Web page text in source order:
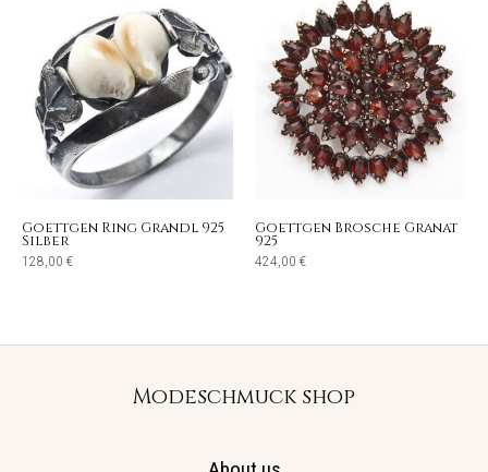
Goettgen Ring Grandl 925
Silber
128,00 €
Goettgen Brosche Granat
925
424,00 €
Modeschmuck shop